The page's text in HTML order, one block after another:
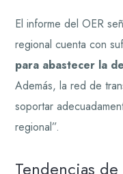
El informe del OER
regional cuenta con
para abastecer la
Además, la red de
soportar
regional”.
Tendencias